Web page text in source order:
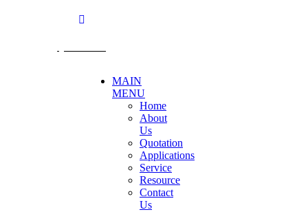
MAIN
MENU
Home
About
Us
Quotation
Applications
Service
Resource
Contact
Us